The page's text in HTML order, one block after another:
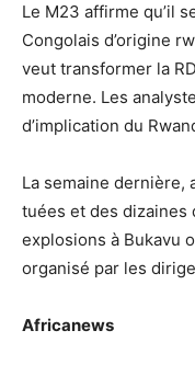
Le M23 affirme qu’il
Congolais d’origine
veut transformer la
moderne. Les
d’implication du
La semaine dernière,
tuées et des dizaines
explosions à Bukavu
organisé par les
Africanews